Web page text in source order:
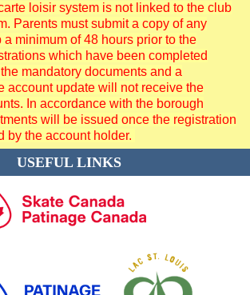
loisir system is not linked to the club
Parents must submit a copy of any
a minimum of 48 hours prior to the
which have been completed
mandatory documents and a
account update will not receive the
In accordance with the borough
will be issued once the registration
by the account holder.
USEFUL LINKS